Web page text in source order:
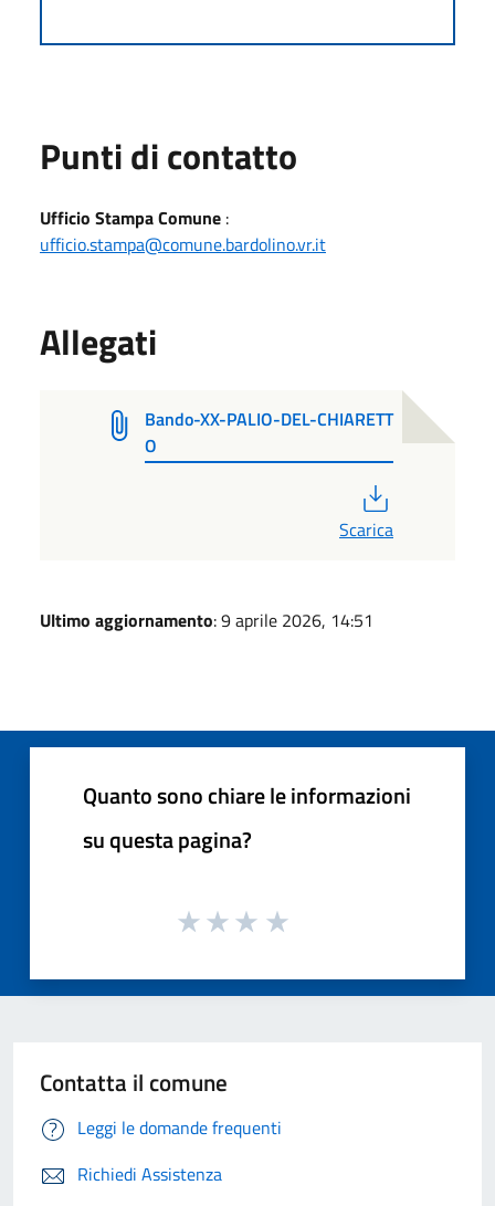
Punti di contatto
Ufficio Stampa Comune :
ufficio.stampa@comune.bardolino.vr.it
Allegati
Bando-XX-PALIO-DEL-CHIARETT
O
Scarica
Ultimo aggiornamento: 9 aprile 2026, 14:51
Quanto sono chiare le informazioni
su questa pagina?
Contatta il comune
Leggi le domande frequenti
Richiedi Assistenza